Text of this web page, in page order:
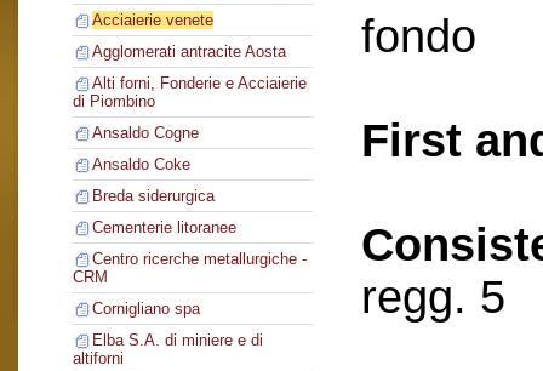
Acciaierie venete
Agglomerati antracite Aosta
Alti forni, Fonderie e Acciaierie
di Piombino
Ansaldo Cogne
Ansaldo Coke
Breda siderurgica
Cementerie litoranee
Centro ricerche metallurgiche -
CRM
Cornigliano spa
Elba S.A. di miniere e di
altiforni
fondo
First
regg. 5